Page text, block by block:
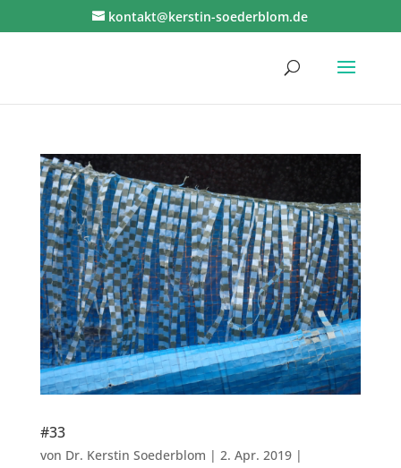
kontakt@kerstin-soederblom.de
#33
von Dr. Kerstin Soederblom | 2. Apr. 2019|